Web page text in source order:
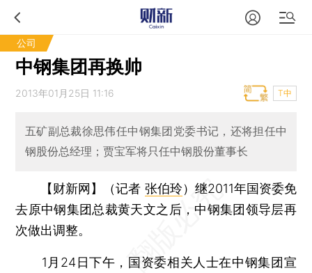
公司
中钢集团再换帅
2013年01月25日 11:16 T中
五矿副总裁徐思伟任中钢集团党委书记，还将担任中
钢股份总经理；贾宝军将只任中钢股份董事长
【财新网】（记者 张伯玲） 继2011年国资委免
去原中钢集团总裁黄天文之后，中钢集团领导层再
次做出调整。
1月24日下午，国资委相关人士在中钢集团宣